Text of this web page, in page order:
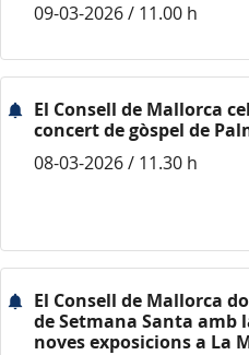
09-03-2026 / 11.00 h
El Consell de Mallorca
concert de gòspel de
08-03-2026 / 11.30 h
El Consell de Mallorca
de Setmana Santa amb
noves exposicions a La